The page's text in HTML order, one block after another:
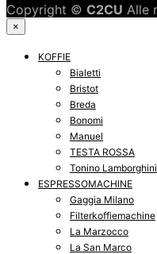
Copyright © C2CU Alle
×
KOFFIE
Bialetti
Bristot
Breda
Bonomi
Manuel
TESTA ROSSA
Tonino Lamborghini
ESPRESSOMACHINE
Gaggia Milano
Filterkoffiemachine
La Marzocco
La San Marco